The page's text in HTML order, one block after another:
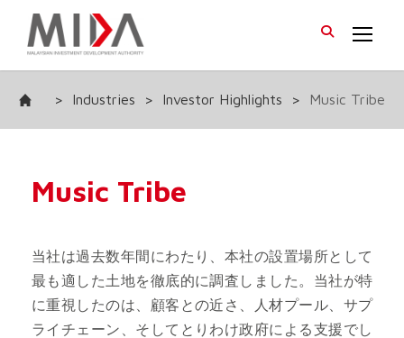
> Industries > Investor Highlights > Music Tribe
Music Tribe
当社は過去数年間にわたり、本社の設置場所として
最も適した土地を徹底的に調査しました。当社が特
に重視したのは、顧客との近さ、人材プール、サプ
ライチェーン、そしてとりわけ政府による支援でし